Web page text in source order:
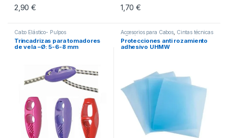
2,90€
Este producto tiene múltiples variantes. Las opciones se pueden
1,70€
Cabo Elástico- Pulpos
Trincadrizas para tomadores
de vela –Ø: 5-6-8 mm
Accesorios para Cabos Cintas técnicas
a Bordo
Protecciones anti rozamiento
adhesivo UHMW